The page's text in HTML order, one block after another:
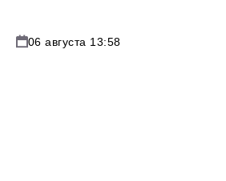
06 августа 13:58